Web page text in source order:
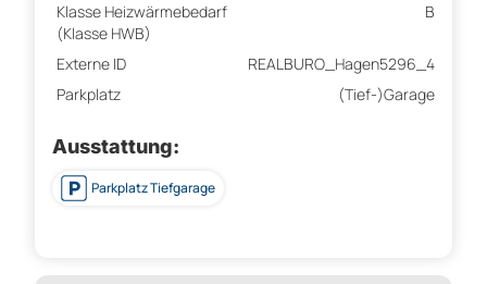
Klasse Heizwärmebedarf
(Klasse HWB)
B
Externe ID
REALBURO_Hagen5296_4
Parkplatz
(Tief-)Garage
Ausstattung:
Parkplatz Tiefgarage